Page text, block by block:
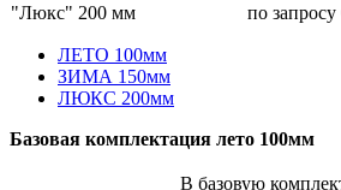
"Люкс" 200 мм
по запросу
ЛЕТО 100мм
ЗИМА 150мм
ЛЮКС 200мм
Базовая комплектация лето 100мм
В базовую